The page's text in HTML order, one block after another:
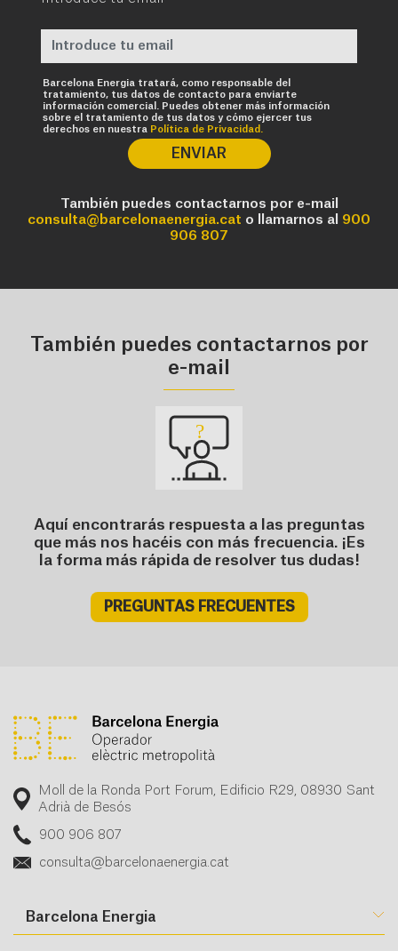
Barcelona Energia tratará, como responsable del
tratamiento, tus datos de contacto para enviarte
información comercial. Puedes obtener más información
sobre el tratamiento de tus datos y cómo ejercer tus
derechos en nuestra Política de Privacidad.
ENVIAR
También puedes contactarnos por e-mail
consulta@barcelonaenergia.cat o llamarnos al 900
906 807
También puedes contactarnos por
e-mail
Aquí encontrarás respuesta a las preguntas
que más nos hacéis con más frecuencia. ¡Es
la forma más rápida de resolver tus dudas!
PREGUNTAS FRECUENTES
Moll de la Ronda Port Forum, Edificio R29, 08930 Sant
Adrià de Besós
900 906 807
consulta@barcelonaenergia.cat
Barcelona Energia